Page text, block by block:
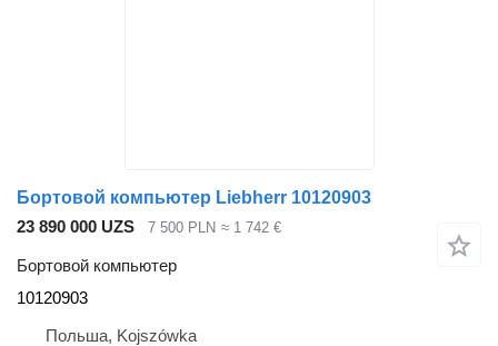
Бортовой компьютер Liebherr 10120903
23 890 000 UZS
7 500 PLN ≈ 1 742 €
Бортовой компьютер
10120903
Польша, Kojszówka